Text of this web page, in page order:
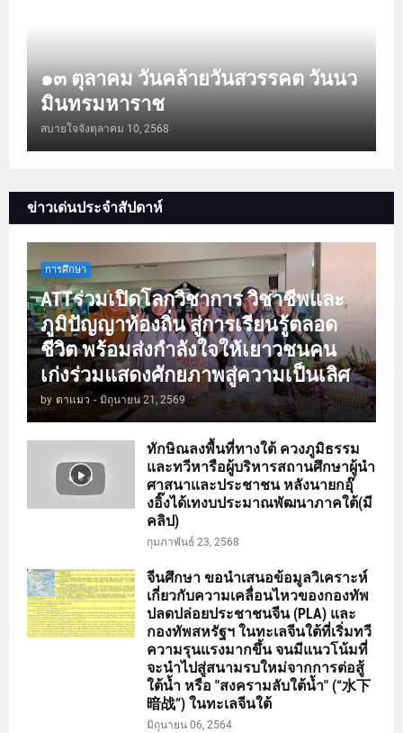
๑๓ ตุลาคม วันคล้ายวันสวรรคต วันนว
มินทรมหาราช
สบายใจจังตุลาคม 10, 2568
ข่าวเด่นประจำสัปดาห์
การศึกษา
ATTร่วมเปิดโลกวิชาการ วิชาชีพและ
ภูมิปัญญาท้องถิ่น สู่การเรียนรู้ตลอด
ชีวิต พร้อมส่งกำลังใจให้เยาวชนคน
เก่งร่วมแสดงศักยภาพสู่ความเป็นเลิศ
by ตาแมว - มิถุนายน 21, 2569
ทักษิณลงพื้นที่ทางใต้ ควงภูมิธรรม
และทวีหารือผู้บริหารสถานศึกษาผู้นำ
ศาสนาและประชาชน หลังนายกอุ๊
งอิ๊งได้เทงบประมาณพัฒนาภาคใต้(มี
คลิป)
กุมภาพันธ์ 23, 2568
จีนศึกษา ขอนำเสนอข้อมูลวิเคราะห์
เกี่ยวกับความเคลื่อนไหวของกองทัพ
ปลดปล่อยประชาชนจีน (PLA) และ
กองทัพสหรัฐฯ ในทะเลจีนใต้ที่เริ่มทวี
ความรุนแรงมากขึ้น จนมีแนวโน้มที่
จะนำไปสู่สนามรบใหม่จากการต่อสู้
ใต้น้ำ หรือ "สงครามลับใต้น้ำ" (“水下
暗战”) ในทะเลจีนใต้
มิถุนายน 06, 2564